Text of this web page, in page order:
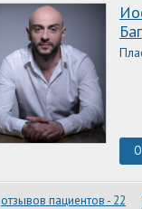
отзывов пациентов - 22